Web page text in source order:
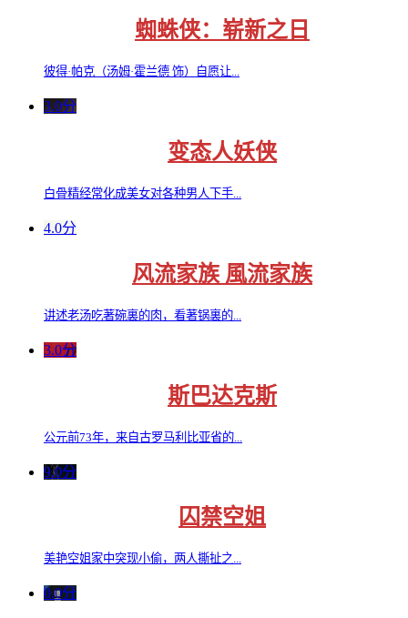
蜘蛛侠：崭新之日
彼得·帕克（汤姆·霍兰德 饰）自愿让...
3.0分
变态人妖侠
白骨精经常化成美女对各种男人下手...
4.0分
风流家族 風流家族
讲述老汤吃著碗裏的肉，看著锅裏的...
3.0分
斯巴达克斯
公元前73年，来自古罗马利比亚省的...
9.0分
囚禁空姐
美艳空姐家中突现小偷，两人撕扯之...
0.0分